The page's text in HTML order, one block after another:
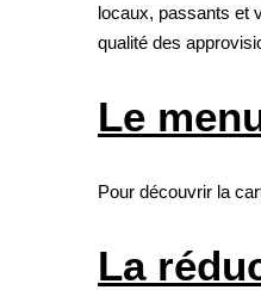
locaux, passants et
qualité des
Le
Pour découvrir la
La